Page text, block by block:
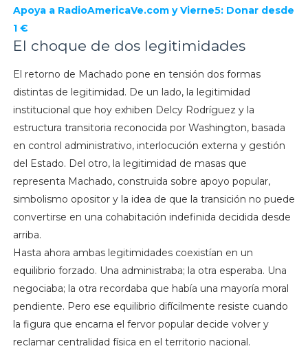
Apoya a RadioAmericaVe.com y Vierne5: Donar desde
1 €
El choque de dos legitimidades
El retorno de Machado pone en tensión dos formas
distintas de legitimidad. De un lado, la legitimidad
institucional que hoy exhiben Delcy Rodríguez y la
estructura transitoria reconocida por Washington, basada
en control administrativo, interlocución externa y gestión
del Estado. Del otro, la legitimidad de masas que
representa Machado, construida sobre apoyo popular,
simbolismo opositor y la idea de que la transición no puede
convertirse en una cohabitación indefinida decidida desde
arriba.
Hasta ahora ambas legitimidades coexistían en un
equilibrio forzado. Una administraba; la otra esperaba. Una
negociaba; la otra recordaba que había una mayoría moral
pendiente. Pero ese equilibrio difícilmente resiste cuando
la figura que encarna el fervor popular decide volver y
reclamar centralidad física en el territorio nacional.